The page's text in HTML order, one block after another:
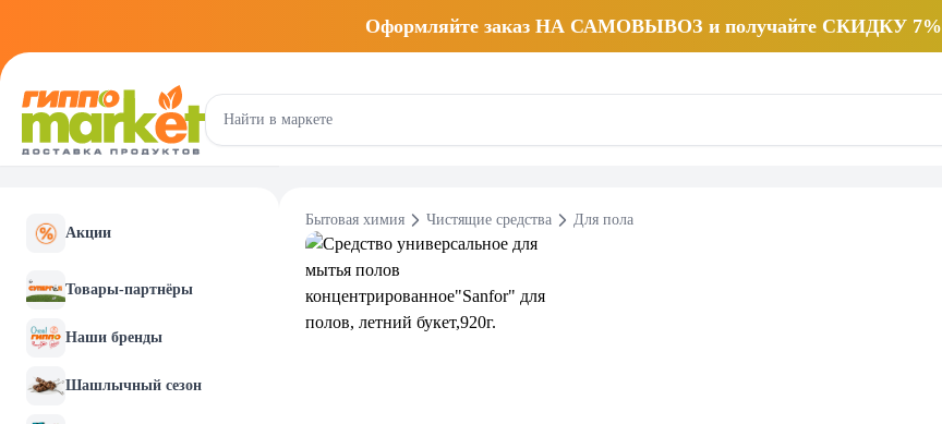
Оформляйте заказ НА САМОВЫВОЗ и получайте СКИДКУ 7%
Акции
Товары-партнёры
Наши бренды
Шашлычный сезон
Бытовая химия Чистящие средства Для пола